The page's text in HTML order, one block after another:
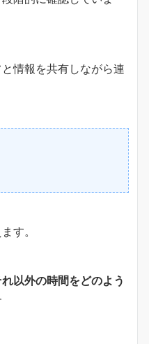
情報を共有しながら連
す。
以外の時間をどのよう